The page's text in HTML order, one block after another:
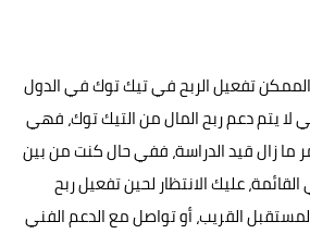
الممكن تفعيل الربح في تيك توك في الدول
لا يتم دعم ربح المال من التيك توك، فهي
ما زال قيد الدراسة، ففي حال كنت من بين
عليك الانتظار لحين تفعيل ربح
القريب، أو تواصل مع الدعم الفني